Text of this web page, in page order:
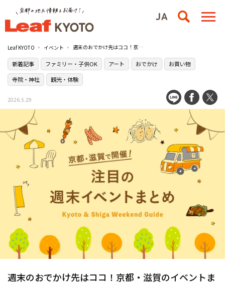
Leaf KYOTO イベント 週末のおでかけ先はココ！京都・滋賀のイベントまとめ【5/30（土）〜5/31（日）】
新着記事 ファミリー・子供OK アート おでかけ
お買い物
寺院・神社
観光・体験
2026.5.29
週末のおでかけ先はココ！京都・滋賀のイベントま